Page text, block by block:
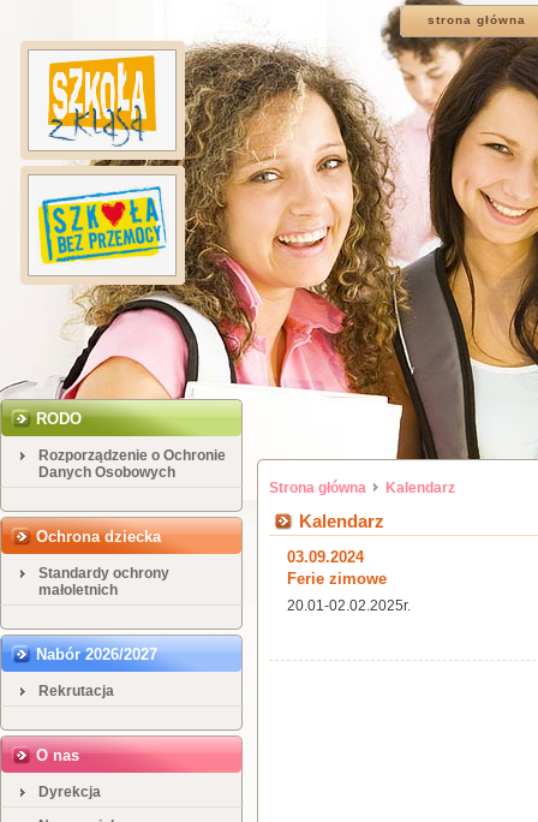
strona główna
RODO
Rozporządzenie o Ochronie
Danych Osobowych
Ochrona dziecka
Standardy ochrony
małoletnich
Nabór 2026/2027
Rekrutacja
O nas
Dyrekcja
Strona główna Kalendarz
Kalendarz
03.09.2024
Ferie zimowe
20.01-02.02.2025r.